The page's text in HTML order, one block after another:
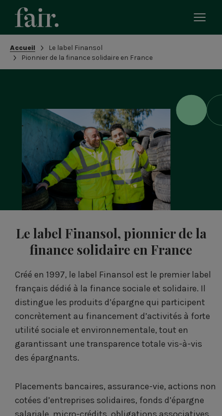
le
Fil
d'Ariane
Accueil
Le label Finansol
Pionnier de la finance solidaire en France
Le label Finansol, pionnier de la
finance solidaire en France
Créé en 1997, le label Finansol est le premier label
français dédié à la finance sociale et solidaire. Il
distingue les produits d’épargne qui participent
concrètement au financement d’activités à forte
utilité sociale et environnementale, tout en
garantissant une transparence totale vis-à-vis
des épargnants.
Placements bancaires, assurance-vie, actions non
cotées d’entreprises solidaires, fonds d’épargne
salariale, micro-crédits, obligations associatives,